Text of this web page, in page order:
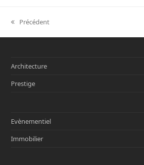
previous
post:
Précédent
Architecture
Prestige
Evènementiel
Immobilier